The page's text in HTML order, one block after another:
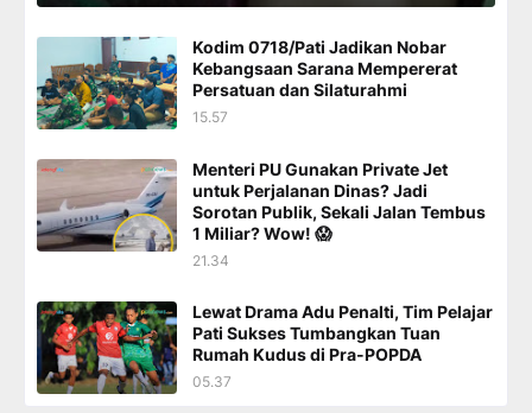
Kodim 0718/Pati Jadikan Nobar
Kebangsaan Sarana Mempererat
Persatuan dan Silaturahmi
15.57
Menteri PU Gunakan Private Jet
untuk Perjalanan Dinas? Jadi
Sorotan Publik, Sekali Jalan Tembus
1 Miliar? Wow! 😱
21.34
Lewat Drama Adu Penalti, Tim Pelajar
Pati Sukses Tumbangkan Tuan
Rumah Kudus di Pra-POPDA
05.37